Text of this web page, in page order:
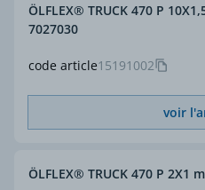
code article15191002
ÖLFLEX® TRUCK 470 P
7027030
voir
ÖLFLEX® TRUCK 470 P 2X1